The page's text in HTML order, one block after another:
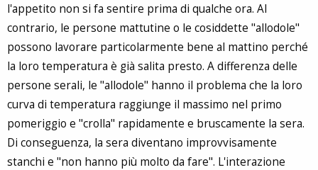
l'appetito non si fa sentire prima di qualche ora. Al
contrario, le persone mattutine o le cosiddette "allodole"
possono lavorare particolarmente bene al mattino perché
la loro temperatura è già salita presto. A differenza delle
persone serali, le "allodole" hanno il problema che la loro
curva di temperatura raggiunge il massimo nel primo
pomeriggio e "crolla" rapidamente e bruscamente la sera.
Di conseguenza, la sera diventano improvvisamente
stanchi e "non hanno più molto da fare". L'interazione